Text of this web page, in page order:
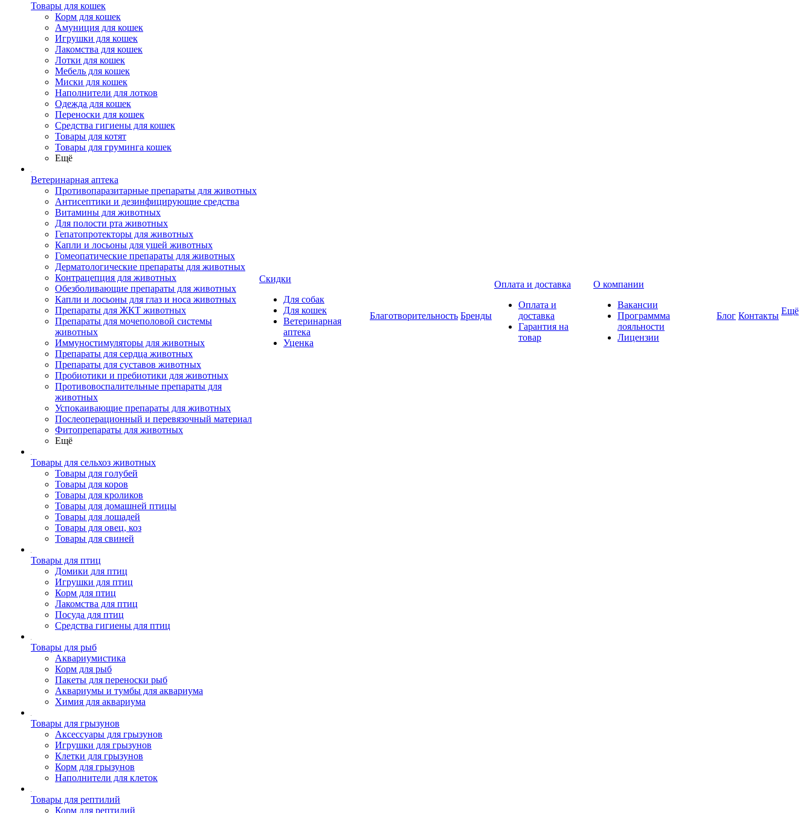
Товары для кошек
Корм для кошек
Амуниция для кошек
Игрушки для кошек
Лакомства для кошек
Лотки для кошек
Мебель для кошек
Миски для кошек
Наполнители для лотков
Одежда для кошек
Переноски для кошек
Средства гигиены для кошек
Товары для котят
Товары для груминга кошек
Ещё
Ветеринарная аптека
Противопаразитарные препараты для животных
Антисептики и дезинфицирующие средства
Витамины для животных
Для полости рта животных
Гепатопротекторы для животных
Капли и лосьоны для ушей животных
Гомеопатические препараты для животных
Дерматологические препараты для животных
Контрацепция для животных
Обезболивающие препараты для животных
Капли и лосьоны для глаз и носа животных
Препараты для ЖКТ животных
Препараты для мочеполовой системы
животных
Иммуностимуляторы для животных
Препараты для сердца животных
Препараты для суставов животных
Пробиотики и пребиотики для животных
Противовоспалительные препараты для
животных
Успокаивающие препараты для животных
Послеоперационный и перевязочный материал
Фитопрепараты для животных
Ещё
Товары для сельхоз животных
Товары для голубей
Товары для коров
Товары для кроликов
Товары для домашней птицы
Товары для лошадей
Товары для овец, коз
Товары для свиней
Товары для птиц
Домики для птиц
Игрушки для птиц
Корм для птиц
Лакомства для птиц
Посуда для птиц
Средства гигиены для птиц
Товары для рыб
Аквариумистика
Корм для рыб
Пакеты для переноски рыб
Аквариумы и тумбы для аквариума
Химия для аквариума
Товары для грызунов
Аксессуары для грызунов
Игрушки для грызунов
Клетки для грызунов
Корм для грызунов
Наполнители для клеток
Товары для рептилий
Корм для рептилий
Скидки
Для собак
Для кошек
Ветеринарная
аптека
Уценка
Благотворительность Бренды
Оплата и доставка
Оплата и
доставка
Гарантия на
товар
О компании
Вакансии
Программма
лояльности
Лицензии
Блог Контакты Ещё